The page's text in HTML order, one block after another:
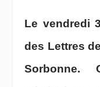
Le vendredi
des Lettres
Sorbonne.